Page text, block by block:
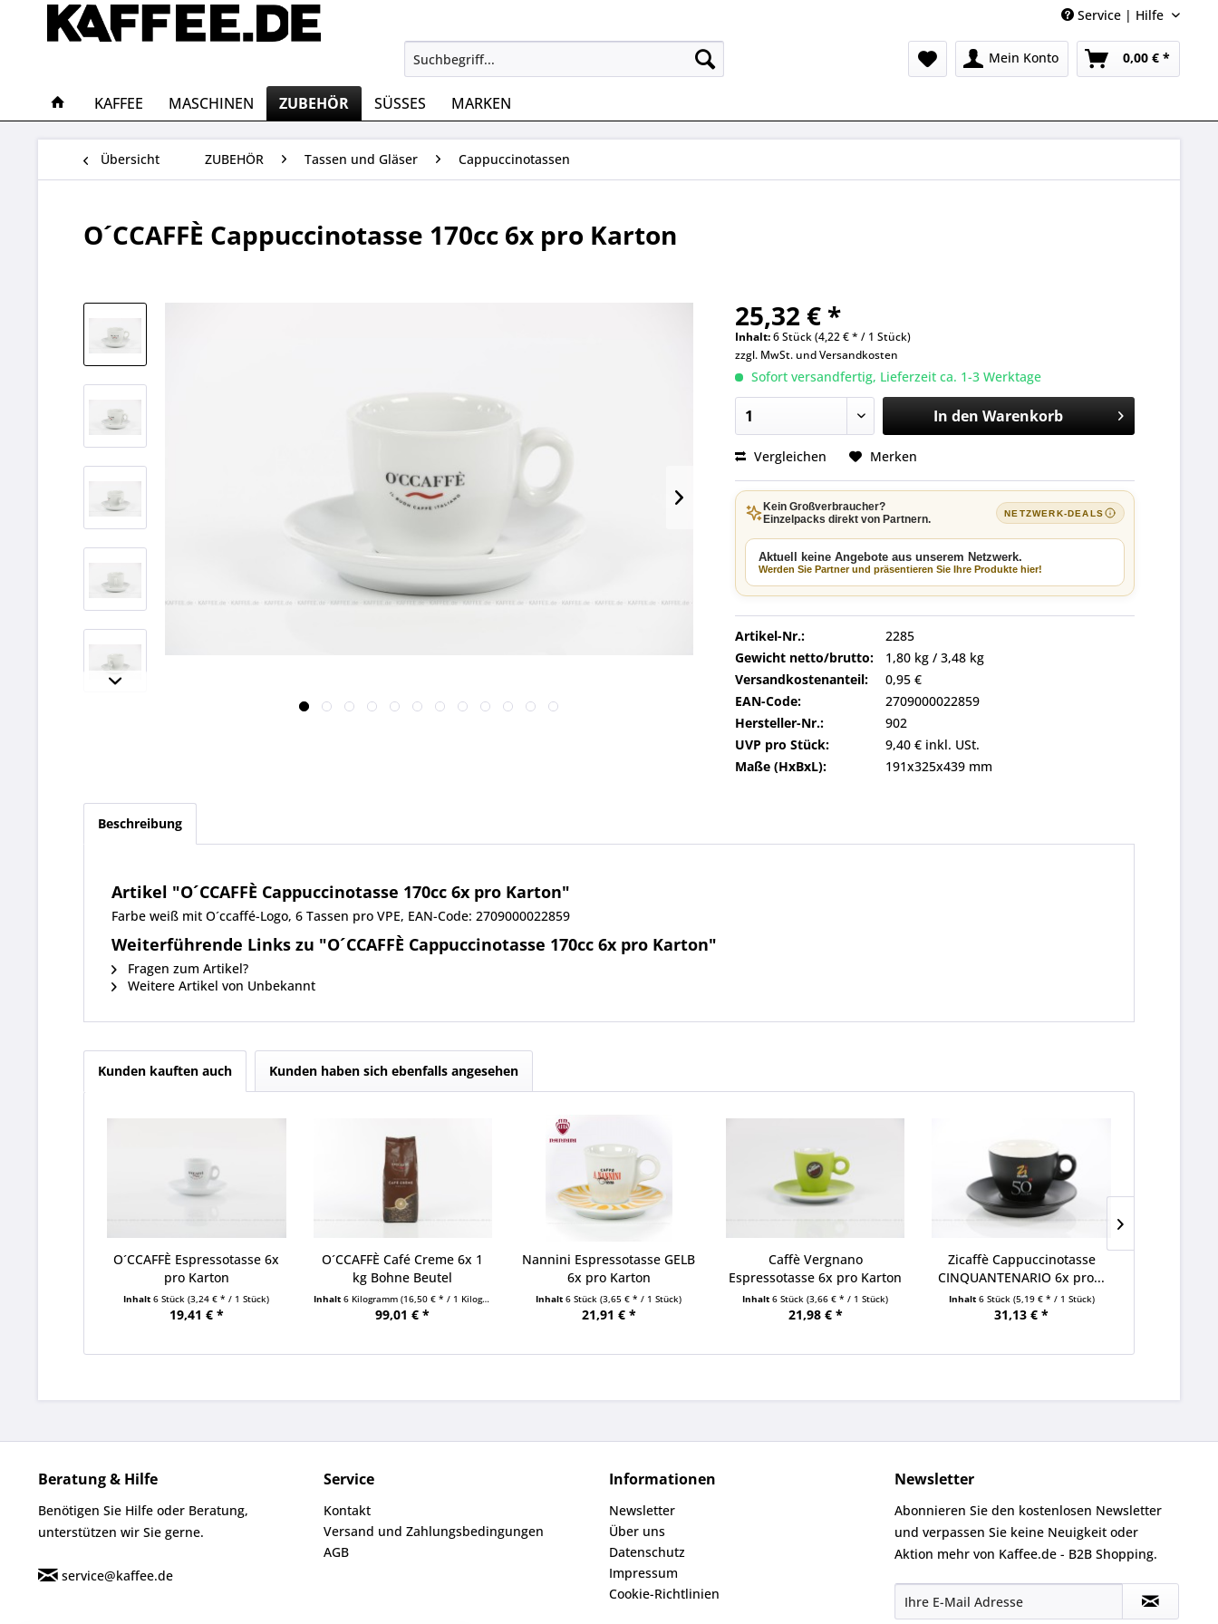
Service | Hilfe
Mein Konto 0,00 € *
KAFFEE MASCHINEN ZUBEHÖR SÜSSES MARKEN
Übersicht ZUBEHÖR Tassen und Gläser Cappuccinotassen
O´CCAFFÈ Cappuccinotasse 170cc 6x pro Karton
25,32 € *
Inhalt:6 Stück (4,22 € * / 1 Stück)
zzgl. MwSt. undVersandkosten
Sofort versandfertig, Lieferzeit ca. 1-3 Werktage
In den Warenkorb
Vergleichen Merken
Kein Großverbraucher?
Einzelpacks direkt von Partnern.
NETZWERK-DEALS
Aktuell keine Angebote aus unserem Netzwerk.
Werden Sie Partner und präsentieren Sie Ihre Produkte hier!
Artikel-Nr.:
2285
Gewicht netto/brutto:
1,80 kg / 3,48 kg
Versandkostenanteil:
0,95 €
EAN-Code:
2709000022859
Hersteller-Nr.:
902
UVP pro Stück:
9,40 € inkl. USt.
Maße (HxBxL):
191x325x439 mm
Beschreibung
Artikel "O´CCAFFÈ Cappuccinotasse 170cc 6x pro Karton"
Farbe weiß mit O´ccaffé-Logo, 6 Tassen pro VPE, EAN-Code: 2709000022859
Weiterführende Links zu "O´CCAFFÈ Cappuccinotasse 170cc 6x pro Karton"
Fragen zum Artikel?
Weitere Artikel von Unbekannt
Kunden kauften auch Kunden haben sich ebenfalls angesehen
O´CCAFFÈ Espressotasse 6x
pro Karton
Inhalt6 Stück(3,24 € * / 1 Stück)
19,41 € *
O´CCAFFÈ Café Creme 6x 1
kg Bohne Beutel
Inhalt 6 Kilogramm (16,50 € * / 1 Kilogramm)
99,01 € *
Nannini Espressotasse GELB
6x pro Karton
Inhalt6 Stück(3,65 € * / 1 Stück)
21,91 € *
Caffè Vergnano
Espressotasse 6x pro Karton
Inhalt6 Stück(3,66 € * / 1 Stück)
21,98 € *
Zicaffè Cappuccinotasse
CINQUANTENARIO 6x pro...
Inhalt 6 Stück (5,19 € * / 1 Stück)
31,13 € *
Beratung & Hilfe
Benötigen Sie Hilfe oder Beratung,
unterstützen wir Sie gerne.
service@kaffee.de
Service
Kontakt
Versand und Zahlungsbedingungen
AGB
Informationen
Newsletter
Über uns
Datenschutz
Impressum
Cookie-Richtlinien
Newsletter
Abonnieren Sie den kostenlosen Newsletter
und verpassen Sie keine Neuigkeit oder
Aktion mehr von Kaffee.de - B2B Shopping.